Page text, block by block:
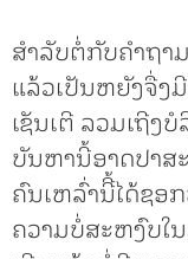
ສໍາລັບຕໍ່ກັບຄໍາຖາ
ແລ້ວເປັນຫຍັງຈື່ງ
ເຊັນເຕີ ລວມເຖີງ
ບັນຫານີ້ອາດປາສ
ຄົນເຫລົ່ານີີ້ໄດ້ຊອ
ຄວາມບໍ່ສະຫງົບໃ